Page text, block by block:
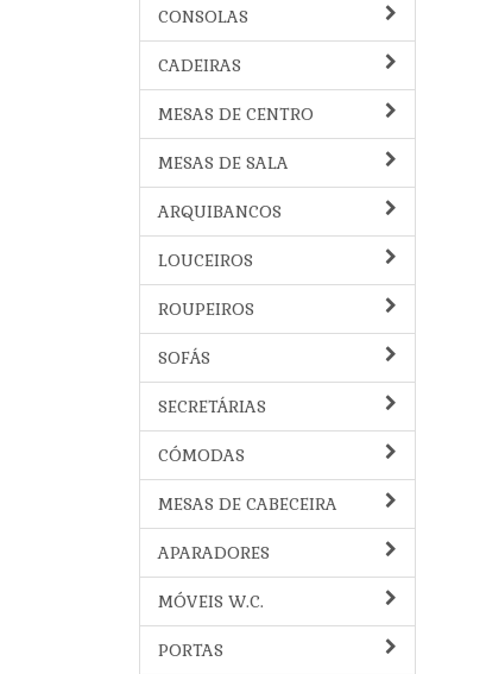
CONSOLAS
CADEIRAS
MESAS DE CENTRO
MESAS DE SALA
ARQUIBANCOS
LOUCEIROS
ROUPEIROS
SOFÁS
SECRETÁRIAS
CÓMODAS
MESAS DE CABECEIRA
APARADORES
MÓVEIS W.C.
PORTAS